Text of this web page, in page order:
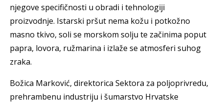
njegove specifičnosti u obradi i tehnologiji
proizvodnje. Istarski pršut nema kožu i potkožno
masno tkivo, soli se morskom solju te začinima poput
papra, lovora, ružmarina i izlaže se atmosferi suhog
zraka.
Božica Marković, direktorica Sektora za poljoprivredu,
prehrambenu industriju i šumarstvo Hrvatske